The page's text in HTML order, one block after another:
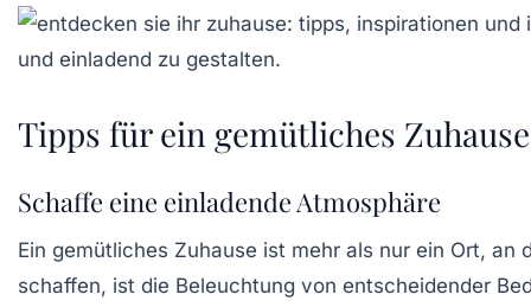
Tipps für ein gemütliches Zuhause
Schaffe eine einladende Atmosphäre
Ein gemütliches Zuhause ist mehr als nur ein Ort, an
schaffen, ist die Beleuchtung von entscheidender